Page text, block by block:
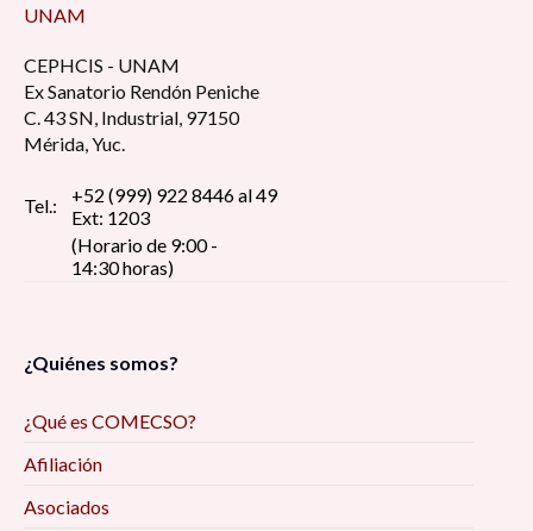
UNAM
CEPHCIS - UNAM
Ex Sanatorio Rendón Peniche
C. 43 SN, Industrial, 97150
Mérida, Yuc.
Tel.:
+52 (999) 922 8446 al 49
Ext: 1203
(Horario de 9:00 -
14:30 horas)
¿Quiénes somos?
¿Qué es COMECSO?
Afiliación
Asociados